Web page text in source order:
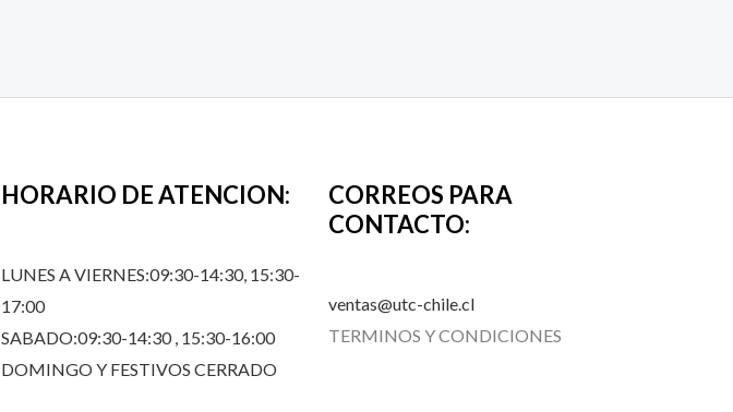
HORARIO DE ATENCION:
LUNES A VIERNES:09:30-14:30, 15:30-
17:00
SABADO:09:30-14:30 , 15:30-16:00
DOMINGO Y FESTIVOS CERRADO
CORREOS PARA
CONTACTO:
ventas@utc-chile.cl
TERMINOS Y CONDICIONES